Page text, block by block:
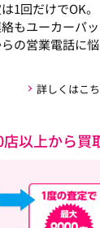
1回だけでOK。
もユーカーパ
の営業電話に
詳しくはこ
以上から買